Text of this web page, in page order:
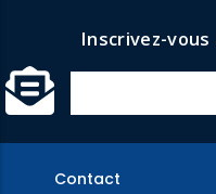
Contact
Inscrivez-